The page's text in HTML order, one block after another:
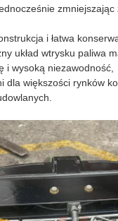
Kontrola
Jakości
Skontaktuj
Się Z Nami
zmniejszając
i łatwa
układ wtrysku paliwa
i wysoką niezawodność,
dla większości rynków